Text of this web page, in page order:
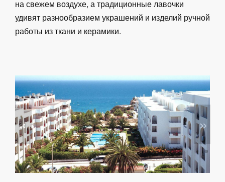
на свежем воздухе, а традиционные лавочки
удивят разнообразием украшений и изделий ручной
работы из ткани и керамики.
« »